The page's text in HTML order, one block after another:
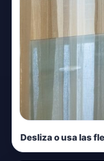
Desliza o usa las